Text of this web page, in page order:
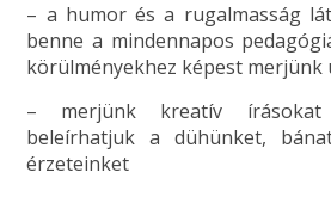
– a humor és a rugalmasság
benne a mindennapos
körülményekhez képest merjünk
– merjünk kreatív írásokat
beleírhatjuk a dühünket,
érzeteinket